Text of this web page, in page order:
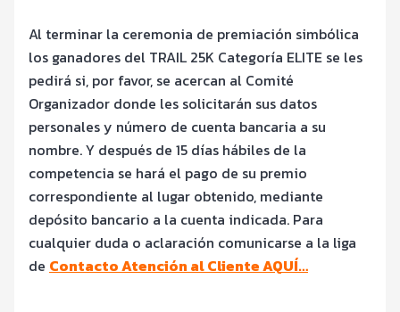
Al terminar la ceremonia de premiación simbólica
los ganadores del TRAIL 25K Categoría ELITE se les
pedirá si, por favor, se acercan al Comité
Organizador donde les solicitarán sus datos
personales y número de cuenta bancaria a su
nombre. Y después de 15 días hábiles de la
competencia se hará el pago de su premio
correspondiente al lugar obtenido, mediante
depósito bancario a la cuenta indicada. Para
cualquier duda o aclaración comunicarse a la liga
de Contacto Atención al Cliente AQUÍ…